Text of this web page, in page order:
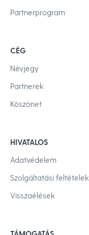
Partnerprogram
CÉG
Névjegy
Partnerek
Köszönet
HIVATALOS
Adatvédelem
Szolgáltatási feltételek
Visszaélések